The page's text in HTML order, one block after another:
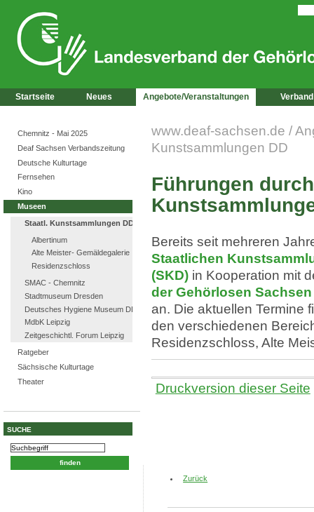
Startseite Neues Angebote/Veranstaltungen Verband
Chemnitz - Mai 2025
Deaf Sachsen Verbandszeitung
Deutsche Kulturtage
Fernsehen
Kino
Museen
Staatl. Kunstsammlungen DD
Albertinum
Alte Meister- Gemäldegalerie
Residenzschloss
SMAC - Chemnitz
Stadtmuseum Dresden
Deutsches Hygiene Museum DD
MdbK Leipzig
Zeitgeschichtl. Forum Leipzig
Ratgeber
Sächsische Kulturtage
Theater
SUCHE
www.deaf-sachsen.de /
Kunstsammlungen DD
Führungen
Bereits seit mehreren
Staatlichen
(SKD) in Kooperation mit
der Gehörlosen Sachsen
an. Die aktuellen Termine
den verschiedenen
Residenzschloss, Alte
Druckversion dieser Seite
Zurück